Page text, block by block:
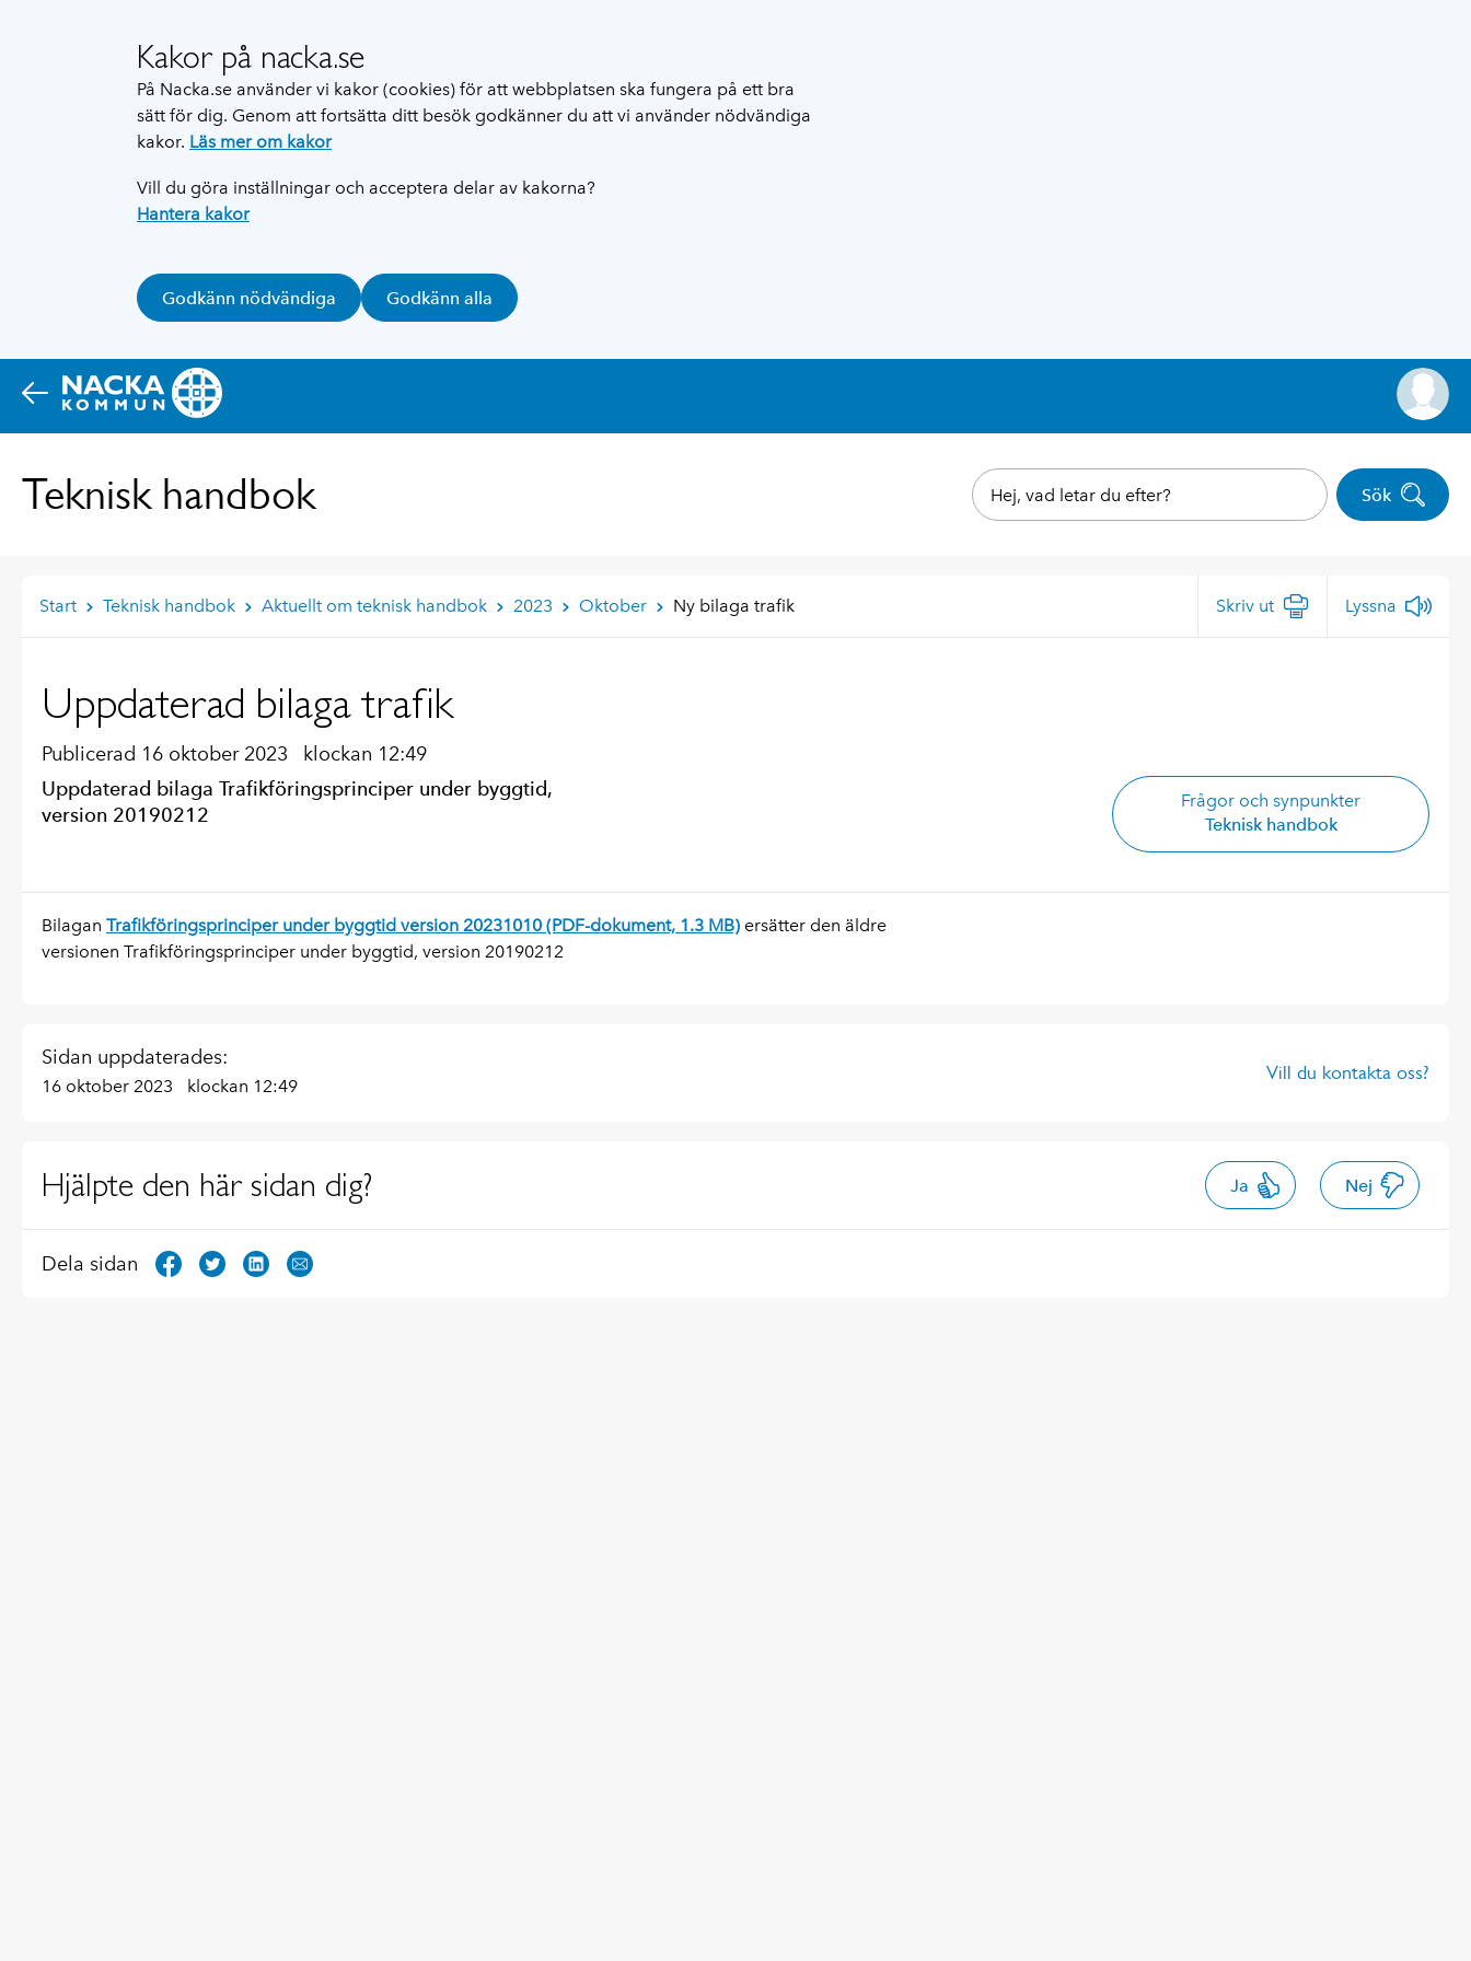
Kakor på nacka.se
På Nacka.se använder vi kakor (cookies) för att webbplatsen ska fungera på ett bra
sätt för dig. Genom att fortsätta ditt besök godkänner du att vi använder nödvändiga
kakor. Läs mer om kakor
Vill du göra inställningar och acceptera delar av kakorna?
Hantera kakor
Godkänn nödvändiga Godkänn alla
Teknisk handbok Sök
Start Teknisk handbok Aktuellt om teknisk handbok 2023 Oktober Ny bilaga trafik Skriv ut Lyssna
Uppdaterad bilaga trafik
Publicerad 16 oktober 2023 klockan 12:49
Uppdaterad bilaga Trafikföringsprinciper under byggtid,
version 20190212
Frågor och synpunkter
Teknisk handbok
Bilagan Trafikföringsprinciper under byggtid version 20231010 (PDF-dokument, 1.3 MB) ersätter den äldre
versionen Trafikföringsprinciper under byggtid, version 20190212
Sidan uppdaterades:
16 oktober 2023 klockan 12:49
Vill du kontakta oss?
Hjälpte den här sidan dig? Ja Nej
Dela sidan